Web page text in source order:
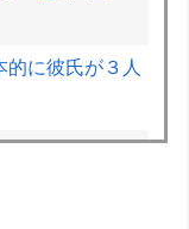
に彼氏が３人
じまるｗｗｗ